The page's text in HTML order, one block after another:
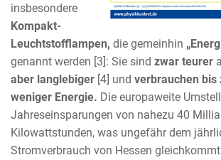
insbesondere
Kompakt-
Leuchtstofflampen, die gemeinhin
genannt werden [3]: Sie sind zwar teurer
aber langlebiger [4] und verbrauchen bis
weniger Energie. Die europaweite
Jahreseinsparungen von nahezu 40
Kilowattstunden, was ungefähr dem
Stromverbrauch von Hessen